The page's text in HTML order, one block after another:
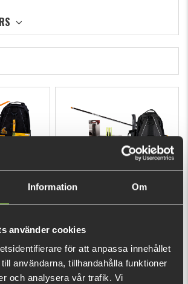
Information Om
använder cookies
för att anpassa innehållet
användarna, tillhandahålla funktioner
och analysera vår trafik. Vi